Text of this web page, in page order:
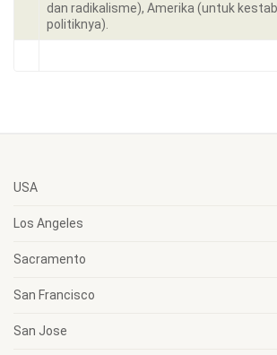
dan radikalisme), Amerika (untuk
politiknya).
USA
Los Angeles
Sacramento
San Francisco
San Jose